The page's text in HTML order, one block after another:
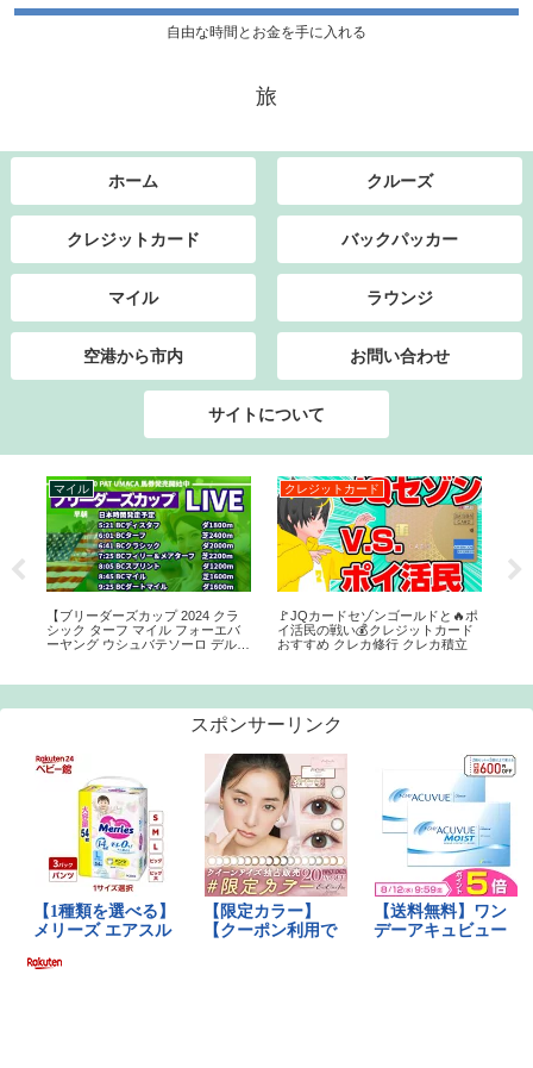
自由な時間とお金を手に入れる
旅
ホーム クルーズ
クレジットカード バックパッカー
マイル ラウンジ
空港から市内 お問い合わせ
サイトについて
マイル
【ブリーダーズカップ 2024 クラ
シック ターフ マイル フォーエバ
ーヤング ウシュバテソーロ デルマ
ト 速報
クレジットカード
🚩JQカードセゾンゴールドと🔥ポ
イ活民の戦い💰クレジットカード
おすすめ クレカ修行 クレカ積立
スポンサーリンク